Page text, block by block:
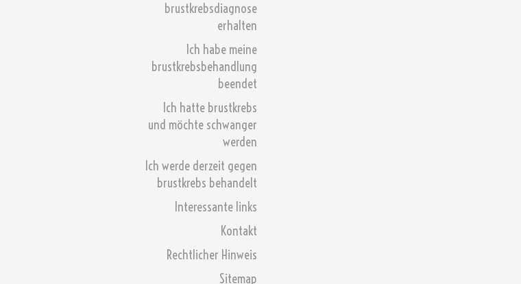
brustkrebsdiagnose
erhalten
Ich habe meine
brustkrebsbehandlung
beendet
Ich hatte brustkrebs
und möchte schwanger
werden
Ich werde derzeit gegen
brustkrebs behandelt
Interessante links
Kontakt
Rechtlicher Hinweis
Sitemap